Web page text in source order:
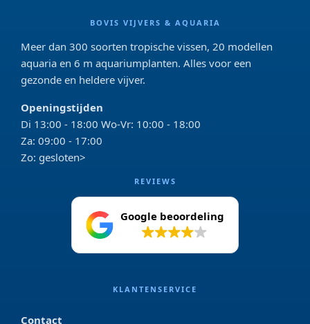
BOVIS VIJVERS & AQUARIA
Meer dan 300 soorten tropische vissen, 20 modellen
aquaria en 6 m aquariumplanten. Alles voor een
gezonde en heldere vijver.
Openingstijden
Di 13:00 - 18:00 Wo-Vr: 10:00 - 18:00
Za: 09:00 - 17:00
Zo: gesloten>
REVIEWS
Google beoordeling
KLANTENSERVICE
Contact